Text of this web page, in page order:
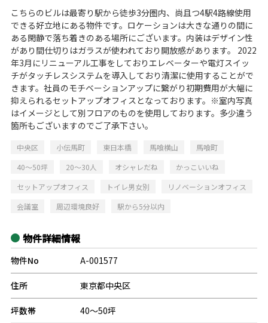
こちらのビルは最寄り駅から徒歩3分圏内、尚且つ4駅4路線使用
できる好立地にある物件です。ロケーションは大きな通りの間に
ある閑静で落ち着きのある場所にございます。内装はデザイン性
があり間仕切りはガラスが使われており開放感があります。 2022
年3月にリニューアル工事をしておりエレベーターや電灯スイッ
チがタッチレスシステムを導入しており清潔に使用することがで
きます。社員のモチベーションアップに繋がり初期費用が大幅に
抑えられるセットアップオフィスとなっております。※室内写真
はイメージとして別フロアのものを使用しております。多少違う
箇所もございますのでご了承下さい。
中央区 小伝馬町 東日本橋 馬喰横山
馬喰町
40～50坪
20～30人 オシャレだね
かっこいいね
セットアップオフィス
トイレ男女別
リノベーションオフィス
会議室
周辺環境良好 駅から5分以内
物件詳細情報
物件No A-001577
住所 東京都中央区
坪数帯 40～50坪